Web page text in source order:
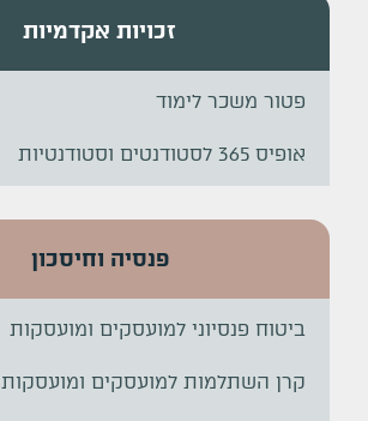
זכויות אקדמיות
פטור משכר לימוד
אופיס 365 לסטודנטים וסטודנטיות
פנסיה וחיסכון
ביטוח פנסיוני למועסקים ומועסקות
קרן השתלמות למועסקים ומועסקות